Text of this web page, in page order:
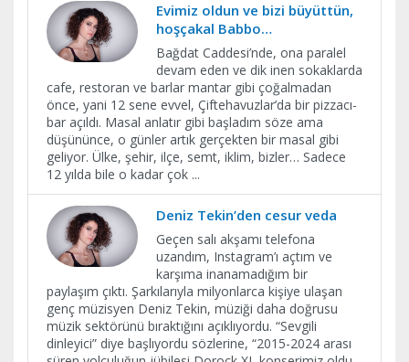
Evimiz oldun ve bizi büyüttün,
hoşçakal Babbo…
Bağdat Caddesi’nde, ona paralel
devam eden ve dik inen sokaklarda
cafe, restoran ve barlar mantar gibi çoğalmadan
önce, yani 12 sene evvel, Çiftehavuzlar’da bir pizzacı-
bar açıldı. Masal anlatır gibi başladım söze ama
düşününce, o günler artık gerçekten bir masal gibi
geliyor. Ülke, şehir, ilçe, semt, iklim, bizler… Sadece
12 yılda bile o kadar çok ...
Deniz Tekin’den cesur veda
Geçen salı akşamı telefona
uzandım, Instagram’ı açtım ve
karşıma inanamadığım bir
paylaşım çıktı. Şarkılarıyla milyonlarca kişiye ulaşan
genç müzisyen Deniz Tekin, müziği daha doğrusu
müzik sektörünü bıraktığını açıklıyordu. “Sevgili
dinleyici” diye başlıyordu sözlerine, “2015-2024 arası